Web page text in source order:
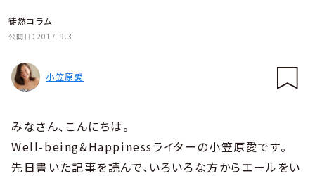
徒然コラム
公開日： 2017.9.3
小笠原愛
みなさん、こんにちは。
Well-being&Happinessライターの小笠原愛です。
先日書いた記事を読んで、いろいろな方からエールをい